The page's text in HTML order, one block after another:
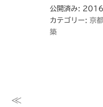
公開済み:
カテゴリー: 京
築
≪